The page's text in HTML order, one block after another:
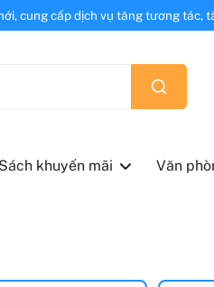
cung cấp dịch vụ tăng tương tác,
Sách khuyến mãi Văn